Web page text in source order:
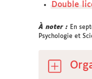
Double
À noter : En
Psychologie et